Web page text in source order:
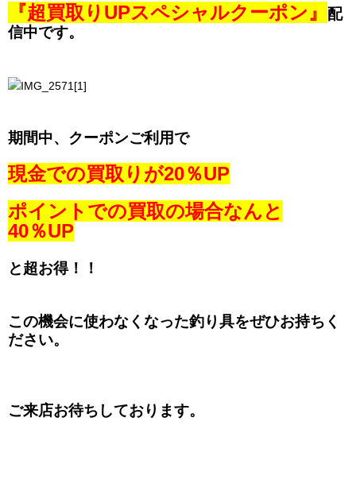
『超買取りUPスペシャルクーポン』
配
信中です。
期間中、クーポンご利用で
現金での買取りが20％UP
ポイントでの買取の場合なんと
40％UP
と超お得！！
この機会に使わなくなった釣り具をぜひお持ちく
ださい。
ご来店お待ちしております。